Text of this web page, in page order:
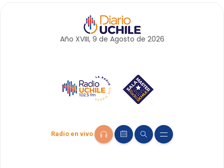
Año XVIII, 9 de Agosto de 2026
Radio en vivo